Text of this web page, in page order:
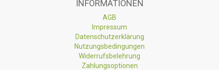
INFORMATIONEN
AGB
Impressum
Datenschutzerklärung
Nutzungsbedingungen
Widerrufsbelehrung
Zahlungsoptionen